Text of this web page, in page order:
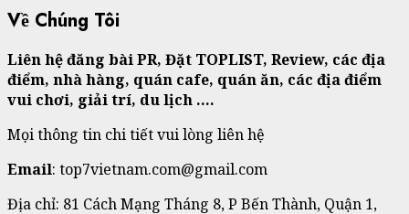
Về Chúng Tôi
Liên hệ đăng bài PR, Đặt TOPLIST, Review, các địa
điểm, nhà hàng, quán cafe, quán ăn, các địa điểm
vui chơi, giải trí, du lịch ….
Mọi thông tin chi tiết vui lòng liên hệ
Email: top7vietnam.com@gmail.com
Địa chỉ: 81 Cách Mạng Tháng 8, P Bến Thành, Quận 1,